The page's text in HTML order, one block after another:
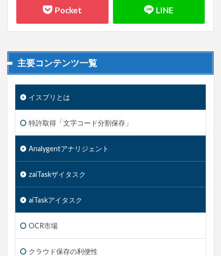
主要コンテンツ一覧
イスプリとは
特許取得「文字コード分割保存」
Analygentアナリジェント
zaiTaskザイタスク
aiTaskアイタスク
OCR市場
クラウド保存の利便性